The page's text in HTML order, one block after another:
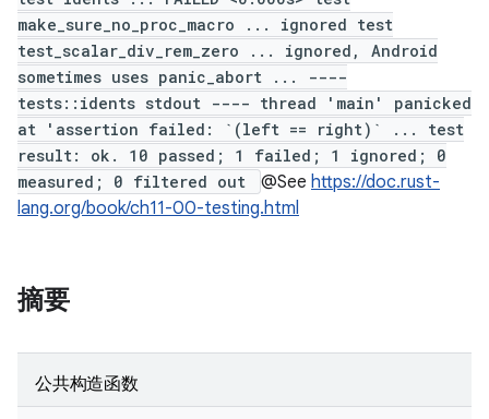
make_sure_no_proc_macro ... ignored test
test_scalar_div_rem_zero ... ignored, Android
sometimes uses panic_abort ... ----
tests::idents stdout ---- thread 'main' panicked
at 'assertion failed: `(left == right)` ... test
result: ok. 10 passed; 1 failed; 1 ignored; 0
measured; 0 filtered out
@See https://doc.rust-
lang.org/book/ch11-00-testing.html
摘要
公共构造函数